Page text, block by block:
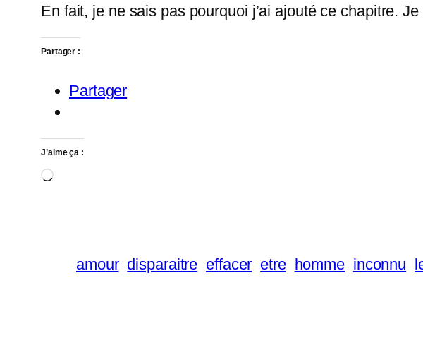
En fait, je ne sais pas pourquoi j’ai ajouté ce chapitre.
Partager :
Partager
J’aime ça :
Chargement…
amour disparaitre effacer etre homme inconnu